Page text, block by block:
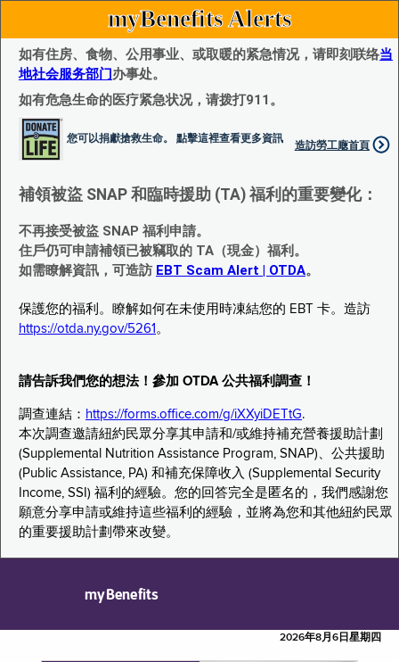
myBenefits Alerts
如有住房、食物、公用事业、或取暖的紧急情况，请即刻联络当
地社会服务部门办事处。
如有危急生命的医疗紧急状况，请拨打911。
您可以捐獻搶救生命。 點擊這裡查看更多資訊
造訪勞工廰首頁
補領被盜 SNAP 和臨時援助 (TA) 福利的重要變化：
不再接受被盜 SNAP 福利申請。
住戶仍可申請補領已被竊取的 TA（現金）福利。
如需瞭解資訊，可造訪 EBT Scam Alert | OTDA。
保護您的福利。瞭解如何在未使用時凍結您的 EBT 卡。造訪
https://otda.ny.gov/5261 。
請告訴我們您的想法！參加 OTDA 公共福利調查！
調查連結： https://forms.office.com/g/iXXyiDETtG.
本次調查邀請紐約民眾分享其申請和/或維持補充營養援助計劃
(Supplemental Nutrition Assistance Program, SNAP)、公共援助
(Public Assistance, PA) 和補充保障收入 (Supplemental Security
Income, SSI) 福利的經驗。您的回答完全是匿名的，我們感謝您
願意分享申請或維持這些福利的經驗，並將為您和其他紐約民眾
的重要援助計劃帶來改變。
myBenefits
2026年8月6日星期四